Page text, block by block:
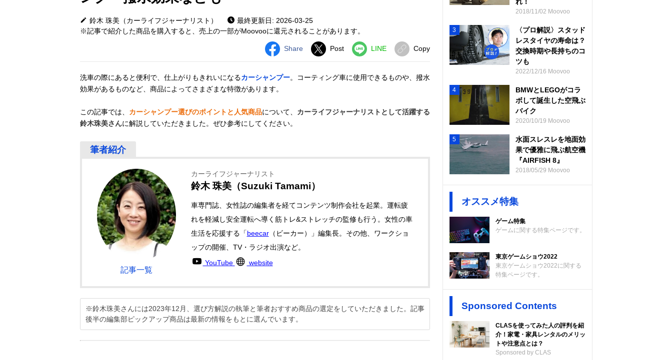
鈴木 珠美（カーライフジャーナリスト）
最終更新日: 2026-03-25
※記事で紹介した商品を購入すると、売上の一部がMoovooに還元されることがあります。
Share Post LINE Copy
洗車の際にあると便利で、仕上がりもきれいになるカーシャンプー。コーティング車に使用できるものや、撥水
効果があるものなど、商品によってさまざまな特徴があります。
この記事では、 カーシャンプー選びのポイントと人気商品について、 カーライフジャーナリストとして活躍する
鈴木珠美さんに解説していただきました。ぜひ参考にしてください。
記事一覧
カーライフジャーナリスト
鈴木 珠美（Suzuki Tamami）
車専門誌、女性誌の編集者を経てコンテンツ制作会社を起業。運転疲
れを軽減し安全運転へ導く筋トレ&ストレッチの監修も行う。女性の車
生活を応援する「beecar（ビーカー）」編集長。その他、ワークショ
ップの開催、TV・ラジオ出演など。
YouTube
website
※鈴木珠美さんには2023年12月、選び方解説の執筆と筆者おすすめ商品の選定をしていただきました。記事
後半の編集部ピックアップ商品は最新の情報をもとに選んでいます。
れ！
2018/11/02 Moovoo
3
〈プロ解説〉スタッド
レスタイヤの寿命は？
交換時期や長持ちのコ
ツも
2022/12/16 Moovoo
4
BMWとLEGOがコラ
ボして誕生した空飛ぶ
バイク
2020/10/19 Moovoo
5
水面スレスレを地面効
果で優雅に飛ぶ航空機
『AIRFISH 8』
2018/05/29 Moovoo
オススメ特集
ゲーム特集
ゲームに関する特集ページです。
東京ゲームショウ2022
東京ゲームショウ2022に関する
特集ページです。
Sponsored Contents
CLASを使ってみた人の評判を紹
介！家電・家具レンタルのメリッ
トや注意点とは？
Sponsored by CLAS